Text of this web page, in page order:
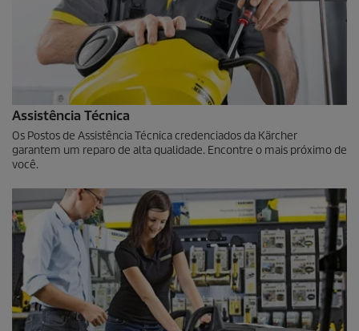
Assistência Técnica
Os Postos de Assistência Técnica credenciados da Kärcher
garantem um reparo de alta qualidade. Encontre o mais próximo de
você.